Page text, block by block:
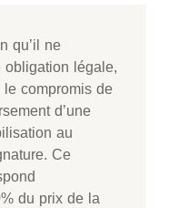
qu’il ne
obligation légale,
compromis de
d’une
au
Ce
du prix de la